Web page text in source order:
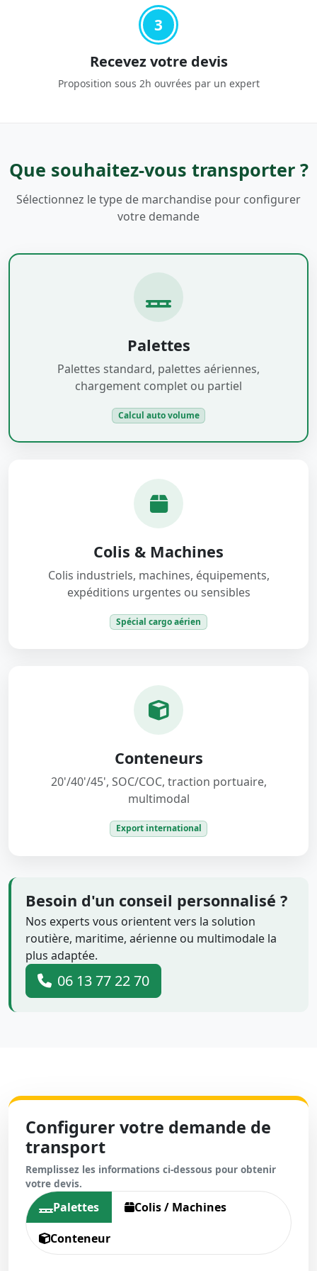
3
Recevez votre devis
Proposition sous 2h ouvrées par un expert
Que souhaitez-vous transporter ?
Sélectionnez le type de marchandise pour configurer
votre demande
Palettes
Palettes standard, palettes aériennes,
chargement complet ou partiel
Calcul auto volume
Colis & Machines
Colis industriels, machines, équipements,
expéditions urgentes ou sensibles
Spécial cargo aérien
Conteneurs
20'/40'/45', SOC/COC, traction portuaire,
multimodal
Export international
Besoin d'un conseil personnalisé ?
Nos experts vous orientent vers la solution
routière, maritime, aérienne ou multimodale la
plus adaptée.
06 13 77 22 70
Configurer votre demande de
transport
Remplissez les informations ci-dessous pour obtenir
votre devis.
Palettes
Colis / Machines
Conteneur